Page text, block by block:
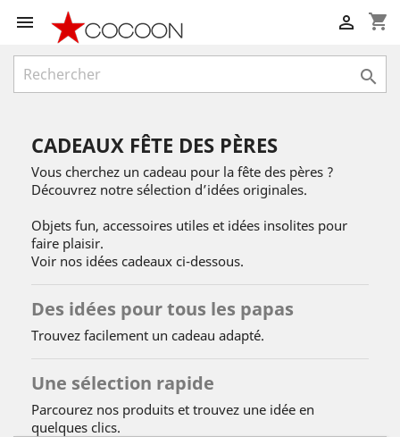
 shopping_cart


CADEAUX FÊTE DES PÈRES
Vous cherchez un cadeau pour la fête des pères ?
Découvrez notre sélection d’idées originales.
Objets fun, accessoires utiles et idées insolites pour
faire plaisir.
Voir nos idées cadeaux ci-dessous.
Des idées pour tous les papas
Trouvez facilement un cadeau adapté.
Une sélection rapide
Parcourez nos produits et trouvez une idée en
quelques clics.